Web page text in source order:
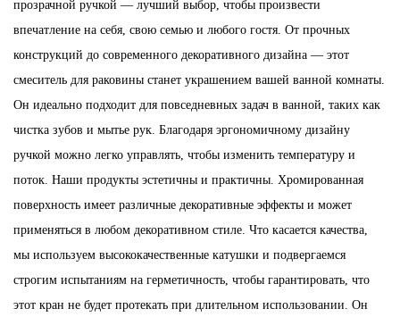
прозрачной ручкой — лучший выбор, чтобы произвести
впечатление на себя, свою семью и любого гостя. От прочных
конструкций до современного декоративного дизайна — этот
смеситель для раковины станет украшением вашей ванной комнаты.
Он идеально подходит для повседневных задач в ванной, таких как
чистка зубов и мытье рук. Благодаря эргономичному дизайну
ручкой можно легко управлять, чтобы изменить температуру и
поток. Наши продукты эстетичны и практичны. Хромированная
поверхность имеет различные декоративные эффекты и может
применяться в любом декоративном стиле. Что касается качества,
мы используем высококачественные катушки и подвергаемся
строгим испытаниям на герметичность, чтобы гарантировать, что
этот кран не будет протекать при длительном использовании. Он